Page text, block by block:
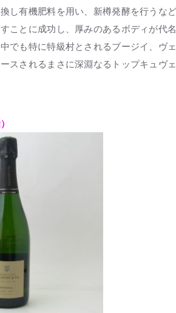
し有機肥料を用い、新樽発酵を行うな
ことに成功し、厚みのあるボディが代
でも特に特級村とされるブージイ、ヴ
スされるまさに深淵なるトップキュヴェ
）